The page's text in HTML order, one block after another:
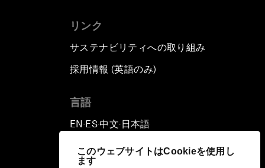
このウェブサイトはCookieを使用し
ます
リンク
サステナビリティへの取り組み
採用情報 (英語のみ)
言語
EN ▪ ES▪中文▪ 日本語